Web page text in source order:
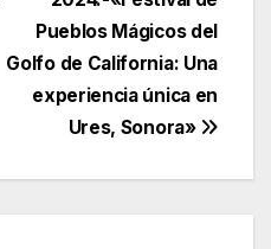
Pueblos Mágicos del
Golfo de California: Una
experiencia única en
Ures, Sonora»